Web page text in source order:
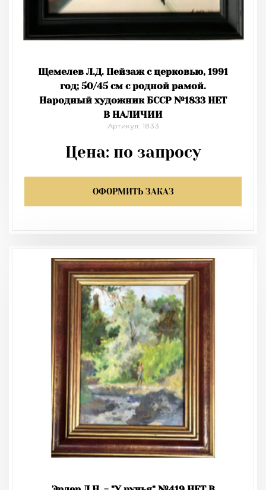
Щемелев Л.Д. Пейзаж с церковью, 1991
год; 50/45 см с родной рамой.
Народный художник БССР №1833 НЕТ
В НАЛИЧИИ
Артикул: 1833
Цена: по запросу
ОФОРМИТЬ ЗАКАЗ